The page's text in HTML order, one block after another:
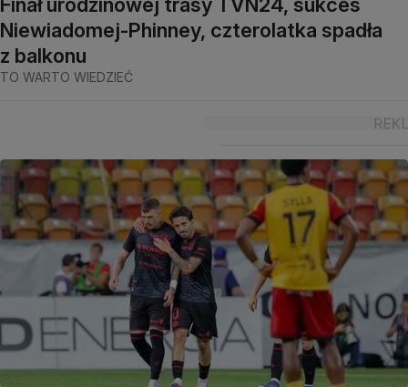
Niewiadomej-Phinney, czterolatka spadła
z balkonu
TO WARTO WIEDZIEĆ